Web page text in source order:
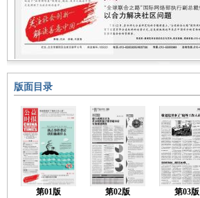
版面目录
第01版
第02版
第03版